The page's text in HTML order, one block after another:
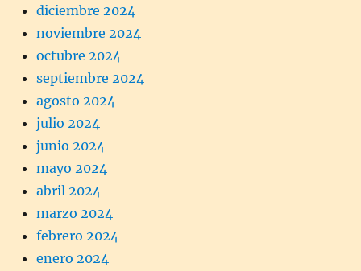
diciembre 2024
noviembre 2024
octubre 2024
septiembre 2024
agosto 2024
julio 2024
junio 2024
mayo 2024
abril 2024
marzo 2024
febrero 2024
enero 2024